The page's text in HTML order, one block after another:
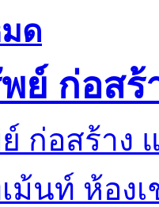
ด
ย์ ก่อส
ม้นท์ ห้องเ